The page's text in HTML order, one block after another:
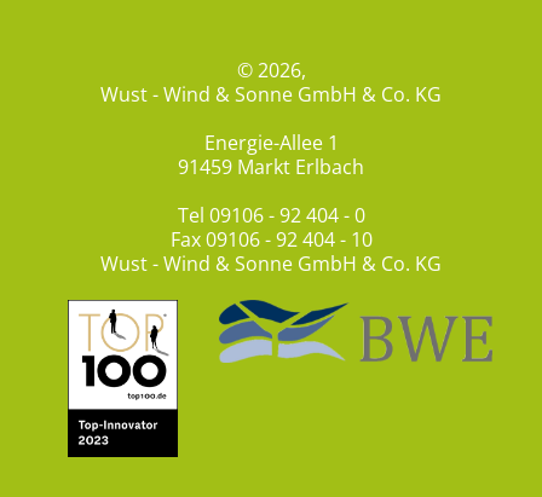
© 2026,
Wust - Wind & Sonne GmbH & Co. KG
Energie-Allee 1
91459 Markt Erlbach
Tel 09106 - 92 404 - 0
Fax 09106 - 92 404 - 10
Wust - Wind & Sonne GmbH & Co. KG